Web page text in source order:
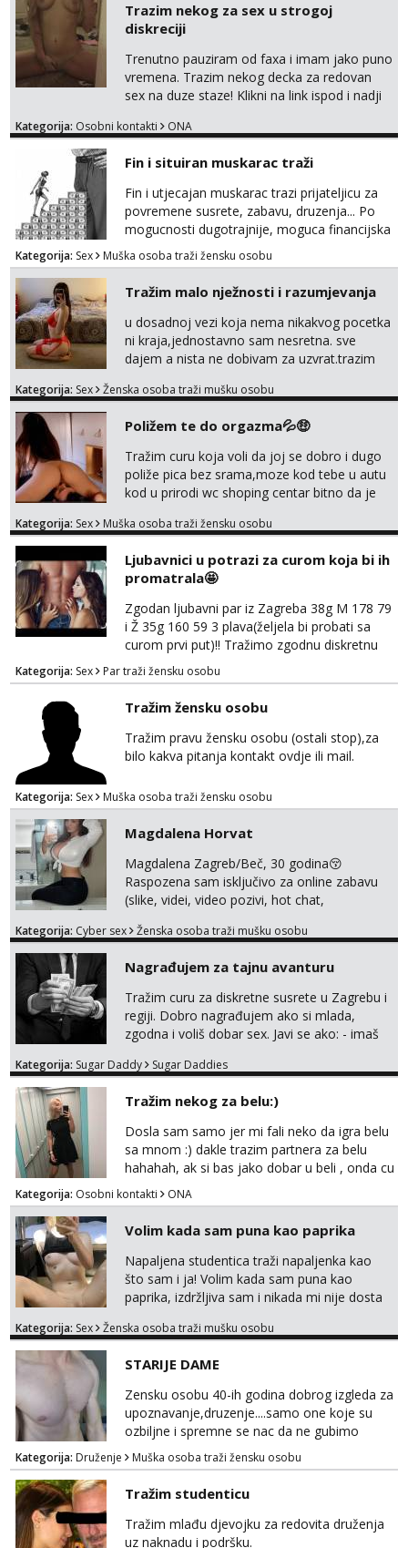
Trazim nekog za sex u strogoj
diskreciji
Trenutno pauziram od faxa i imam jako puno
vremena. Trazim nekog decka za redovan
sex na duze staze! Klikni na link ispod i nadji
Kategorija: Osobni kontakti ONA
Fin i situiran muskarac traži
Fin i utjecajan muskarac trazi prijateljicu za
povremene susrete, zabavu, druzenja... Po
mogucnosti dugotrajnije, moguca financijska
potpora!
Kategorija: Sex Muška osoba traži žensku osobu
Tražim malo nježnosti i razumjevanja
u dosadnoj vezi koja nema nikakvog pocetka
ni kraja,jednostavno sam nesretna. sve
dajem a nista ne dobivam za uzvrat.trazim
trazim puno samo malo njeznosti i
poljupce po tijelu koji me jako
pale,obozavam kad muskarac preuzme
kontrolu . javi se :) Klikni na link ispod i nadji
me tamo, cekam te!
Kategorija: Sex Ženska osoba traži mušku osobu
Poližem te do orgazma💦🤑
Tražim curu koja voli da joj se dobro i dugo
poliže pica bez srama,moze kod tebe u autu
kod u prirodi wc shoping centar bitno da je
jer nisam solo. Zgodan sam i diskretan,sliku
za brz dogovor Kontakt 0958759047
Kategorija: Sex Muška osoba traži žensku osobu
Ljubavnici u potrazi za curom koja bi ih
promatrala🤩
Zgodan ljubavni par iz Zagreba 38g M 178 79
i Ž 35g 160 59 3 plava(željela bi probati sa
curom prvi put)!! Tražimo zgodnu diskretnu
curu koja bi nas promatrala dok imamo
žestok odnos. Može se pridruziti ali i ne
mora.Bitno da uzivamo diskretno anonimno
bez upoznavanja puno.Sliku mozemo
razmjeniti,ali najbolje uzivo se upoznati. Na
goo smo do 15.8 poslije tog mozemo se
Kategorija: Sex Par traži žensku osobu
Tražim žensku osobu
Tražim pravu žensku osobu (ostali stop),za
bilo kakva pitanja kontakt ovdje ili mail.
Kategorija: Sex Muška osoba traži žensku osobu
Magdalena Horvat
Magdalena Zagreb/Beč, 30 godina😚
Raspozena sam isključivo za online zabavu
(slike, videi, video pozivi, hot chat,
oglasu su MOJE❗ Instagram:
TELEGRAM: @MagdalenaMagy 👈
(ODGOVARAM JAKO BRZO TU I TU PISITE
AKO STE ZA ZABAVU)🔥 Moguće
verifkovanje prije zabave✅ JAVI MI SE I
ISPUNI SVOJE NAJVECE FANTAZIJE😈 CEKA...
Kategorija: Cyber sex Ženska osoba traži mušku osobu
Nagrađujem za tajnu avanturu
Tražim curu za diskretne susrete u Zagrebu i
regiji. Dobro nagrađujem ako si mlada,
zgodna i voliš dobar sex. Javi se ako: - imaš
kosu - se dobro ljubiš - si fleksibilna s
dostupna radnim danom (vikendi i noći su za
obitelj) - vodiš brigu o zdravlju i koristiš
zaštitu Ne javljajte se: - debele - frajeri i
paro...
Kategorija: Sugar Daddy Sugar Daddies
Tražim nekog za belu:)
Dosla sam samo jer mi fali neko da igra belu
sa mnom :) dakle trazim partnera za belu
hahahah, ak si bas jako dobar u beli , onda cu
razmislit za dalje Klikni na link ispod i nadji me
tamo, cekam te!
Kategorija: Osobni kontakti ONA
Volim kada sam puna kao paprika
Napaljena studentica traži napaljenka kao
što sam i ja! Volim kada sam puna kao
paprika, izdržljiva sam i nikada mi nije dosta
bilo kad i bilo gdje zato se javi što prije da
tamo, cekam te!
Kategorija: Sex Ženska osoba traži mušku osobu
STARIJE DAME
Zensku osobu 40-ih godina dobrog izgleda za
upoznavanje,druzenje....samo one koje su
ozbiljne i spremne se nac da ne gubimo
vrijeme!
Kategorija: Druženje Muška osoba traži žensku osobu
Tražim studenticu
Tražim mlađu djevojku za redovita druženja
uz naknadu i podršku.